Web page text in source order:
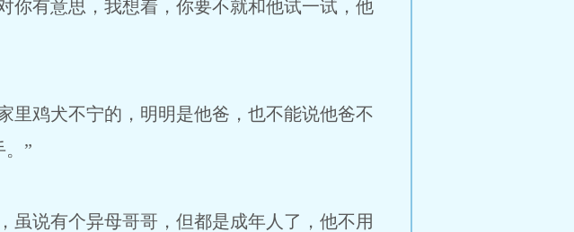
你有意思，我想着，你要不就和他试一试，他
里鸡犬不宁的，明明是他爸，也不能说他爸不
”
虽说有个异母哥哥，但都是成年人了，他不用